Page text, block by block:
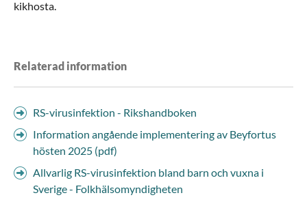
kikhosta.
Relaterad information
RS-virusinfektion - Rikshandboken
Information angående implementering av Beyfortus
hösten 2025 (pdf)
Allvarlig RS-virusinfektion bland barn och vuxna i
Sverige - Folkhälsomyndigheten